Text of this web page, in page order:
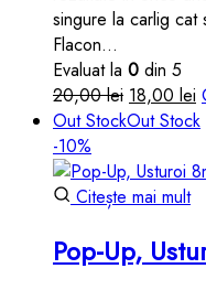
singure la carlig cat
Flacon…
Evaluat la 0 din 5
20,00lei Prețul
inițial
fost:
20,00 lei.
18,00 lei
Out StockOut Stock
-10%
Citește mai mult
Pop-Up,